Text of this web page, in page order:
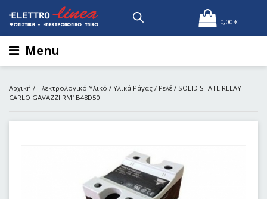
0,00 €
Menu
Αρχική / Ηλεκτρολογικό Υλικό / Υλικά Ράγας / Ρελέ / SOLID STATE RELAY
CARLO GAVAZZI RM1B48D50